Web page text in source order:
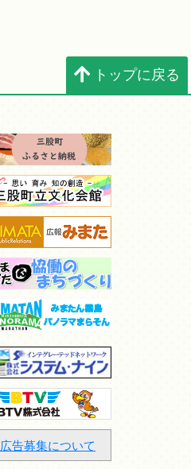
トップに戻る
広告募集について